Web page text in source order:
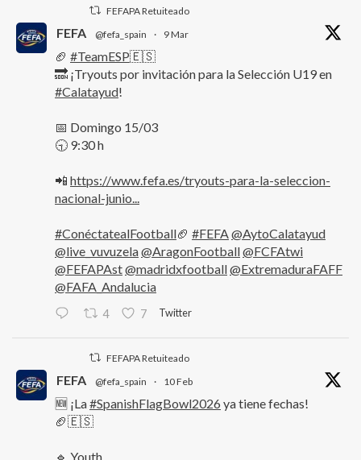
FEFAPA Retuiteado
FEFA @fefa_spain · 9 Mar
🏈 #TeamESP🇪🇸
🔜 ¡Tryouts por invitación para la Selección U19 en
#Calatayud!
📅 Domingo 15/03
🕤 9:30 h
📲 https://www.fefa.es/tryouts-para-la-seleccion-
nacional-junio...
#ConéctatealFootball🏈 #FEFA@AytoCalatayud
@live_vuvuzela@AragonFootball@FCFAtwi
@FEFAPAst@madridxfootball@ExtremaduraFAFF
@FAFA_Andalucia
4 7 Twitter
FEFAPA Retuiteado
FEFA @fefa_spain · 10 Feb
🆕 ¡La#SpanishFlagBowl2026 ya tiene fechas!
🏈🇪🇸
🔹 Youth